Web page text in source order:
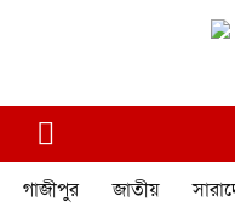
গাজীপুর কণ্ঠ
গাজীপুর জাতীয়